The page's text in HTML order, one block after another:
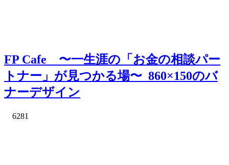
FP Cafe 〜一生涯の「お金の相談パー
トナー」が見つかる場〜_860×150のバ
ナーデザイン
6281